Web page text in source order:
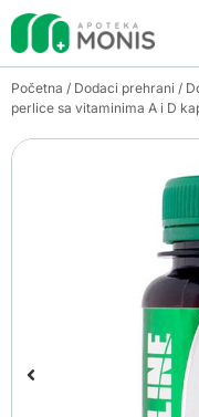
Početna / Dodaci prehrani /
perlice sa vitaminima A i D